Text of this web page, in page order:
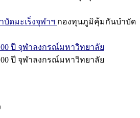
ดมะเร็งจุฬาฯ กองทุนภูมิคุ้มกันบำบัด
ปี จุฬาลงกรณ์มหาวิทยาลัย
ปี จุฬาลงกรณ์มหาวิทยาลัย